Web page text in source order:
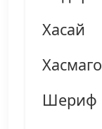
Хасай
Шериф